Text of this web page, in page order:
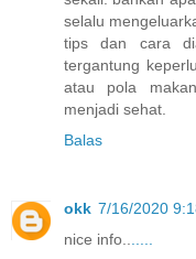
selalu
tips dan cara
tergantung
atau pola
menjadi sehat.
Balas
okk 7/16/2020
nice info..